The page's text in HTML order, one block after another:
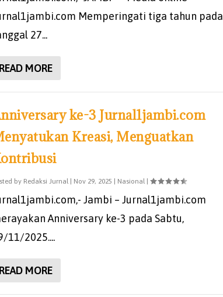
Memperingati tiga tahun pada
27...
READ MORE
ke-3 Jurnal1jambi.com
Kreasi, Menguatkan
by Redaksi Jurnal| Nov 29, 2025 Nasional|
Jambi – Jurnal1jambi.com
Anniversary ke-3 pada Sabtu,
11/2025....
READ MORE